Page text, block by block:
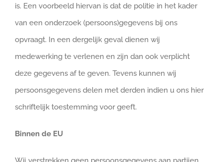
is. Een voorbeeld hiervan is dat de politie in het kader
van een onderzoek (persoons)gegevens bij ons
opvraagt. In een dergelijk geval dienen wij
medewerking te verlenen en zijn dan ook verplicht
deze gegevens af te geven. Tevens kunnen wij
persoonsgegevens delen met derden indien u ons hier
schriftelijk toestemming voor geeft.
Binnen de EU